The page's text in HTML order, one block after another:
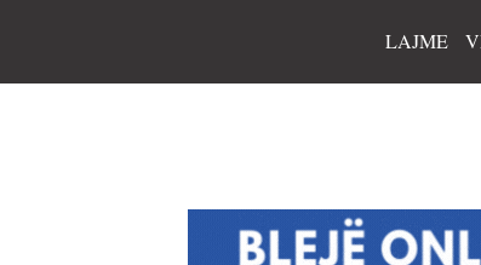
LAJME